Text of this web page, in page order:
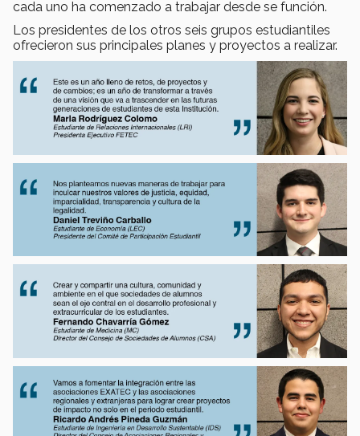
cada uno ha comenzado a trabajar desde se función.
Los presidentes de los otros seis grupos estudiantiles
ofrecieron sus principales planes y proyectos a realizar.